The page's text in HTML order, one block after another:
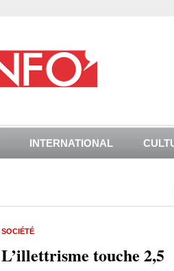
INTERNATIONAL
SOCIÉTÉ
L’illettrisme touche 2,5